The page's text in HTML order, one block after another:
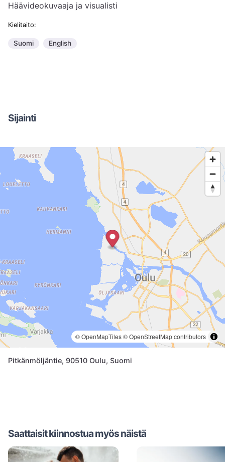
Häävideokuvaaja ja visualisti
Kielitaito:
Suomi English
Sijainti
© OpenMapTiles© OpenStreetMap contributors
Pitkänmöljäntie, 90510 Oulu, Suomi
Saattaisit kiinnostua myös näistä